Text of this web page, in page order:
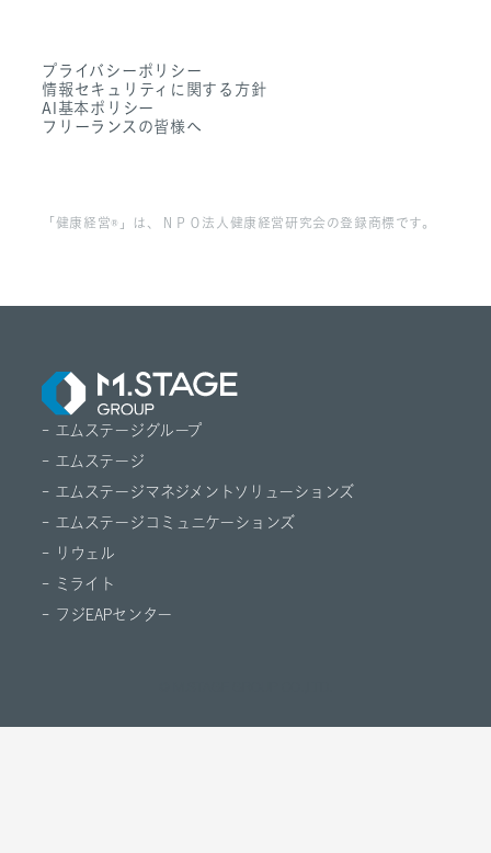
- 働く環境
- FAQ
- Dr. アルなび
プライバシーポリシー
情報セキュリティに関する方針
AI基本ポリシー
フリーランスの皆様へ
「健康経営®」は、ＮＰＯ法人健康経営研究会の登録商標です。
- エムステージグループ
- エムステージ
- エムステージマネジメントソリューションズ
- エムステージコミュニケーションズ
- リウェル
- ミライト
- フジEAPセンター